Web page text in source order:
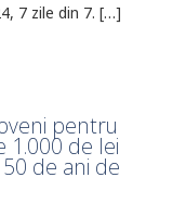
7 zile din 7. […]
pentru
1.000 de lei
de ani de